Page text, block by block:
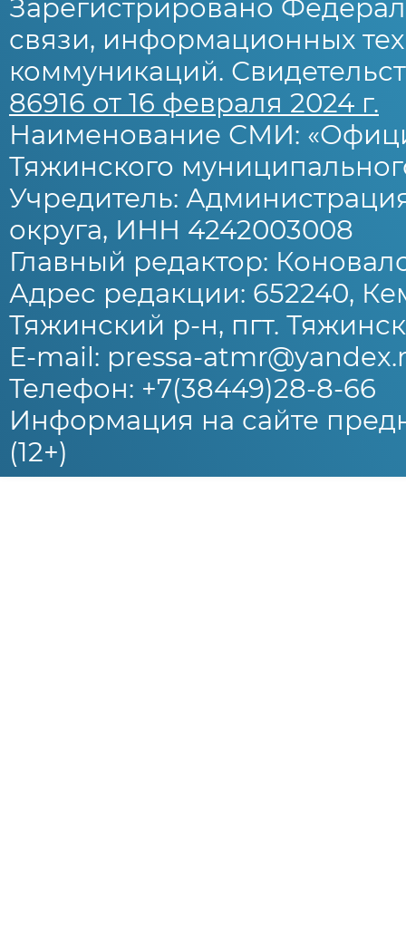
Зарегистрировано
связи, информационных
коммуникаций.
86916 от 16 февраля 2024 г.
Наименование СМИ:
Тяжинского
Учредитель:
округа, ИНН 4242003008
Главный редактор:
Адрес редакции: 652240,
Тяжинский р-н, пгт.
E-mail: pressa-
Телефон: +7(38449)28-8-66
Информация на сайте
(12+)